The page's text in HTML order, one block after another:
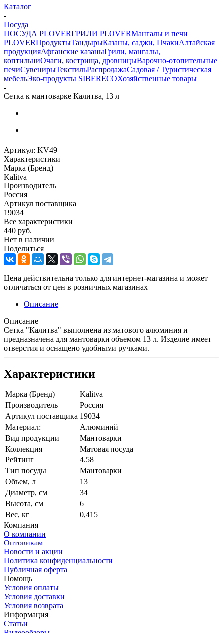
Каталог
-
Посуда
ПОСУДА PLOVERГРИЛИ PLOVERМангалы и печи
PLOVERПродуктыТандырыКазаны, саджи, ПчакиАлтайская
продукцияАфганские казаныГрили, мангалы,
коптильниОчаги, кострища, дровницыВарочно-отопительные
печиСувенирыТекстильРаспродажаСадовая / Туристическая
мебельЭко-продукты SIBERECOХозяйственные товары
-
Сетка к мантоварке Калитва, 13 л
Артикул: KV49
Характеристики
Марка (Бренд)
Kalitva
Производитель
Россия
Артикул поставщика
19034
Все характеристики
440 руб.
Нет в наличии
Поделиться
Цена действительна только для интернет-магазина и может
отличаться от цен в розничных магазинах
Описание
Описание
Сетка "Калитва" выполнена из матового алюминия и
предназначена для мантоварки объемом 13 л. Изделие имеет
отверстия и оснащено удобными ручками.
Характеристики
Марка (Бренд)
Kalitva
Производитель
Россия
Артикул поставщика 19034
Материал:
Алюминий
Вид продукции
Мантоварки
Коллекция
Матовая посуда
Рейтинг
4.58
Тип посуды
Мантоварки
Объем, л
13
Диаметр, см
34
Высота, см
6
Вес, кг
0,415
Компания
О компании
Оптовикам
Новости и акции
Политика конфиденциальности
Публичная оферта
Помощь
Условия оплаты
Условия доставки
Условия возврата
Информация
Статьи